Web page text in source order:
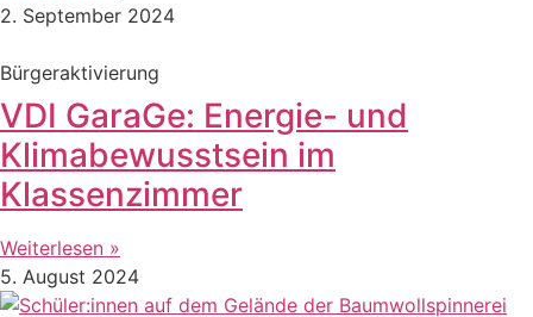
2. September 2024
Bürgeraktivierung
VDI GaraGe: Energie- und
Klimabewusstsein im
Klassenzimmer
Weiterlesen »
5. August 2024